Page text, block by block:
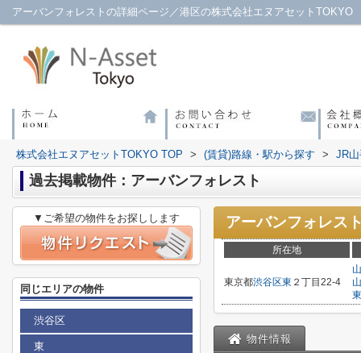
アーバンフォレストの詳細ページ／港区の株式会社エヌアセットTOKYO
株式会社エヌアセットTOKYO TOP > (賃貸)路線・駅から探す > JR
過去掲載物件：アーバンフォレスト
アーバンフォレス
所在地
東京都渋谷区東 ２丁目22-4
物件情報
▼ご希望の物件をお探しします
同じエリアの物件
渋谷区
東